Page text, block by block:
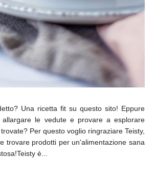
Una ricetta fit su questo sito! Eppure
le vedute e provare a esplorare
Per questo voglio ringraziare Teisty,
trovare prodotti per un'alimentazione sana
è...